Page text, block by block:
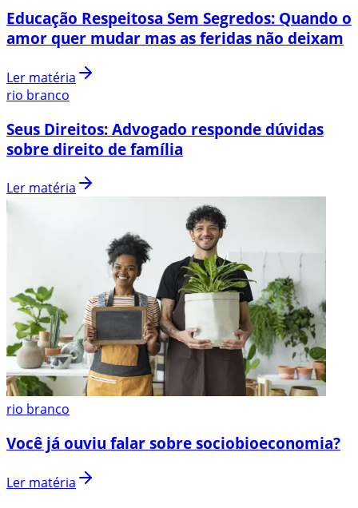
Educação Respeitosa Sem Segredos: Quando o
amor quer mudar mas as feridas não deixam
Ler matéria
rio branco
Seus Direitos: Advogado responde dúvidas
sobre direito de família
Ler matéria
rio branco
Você já ouviu falar sobre sociobioeconomia?
Ler matéria